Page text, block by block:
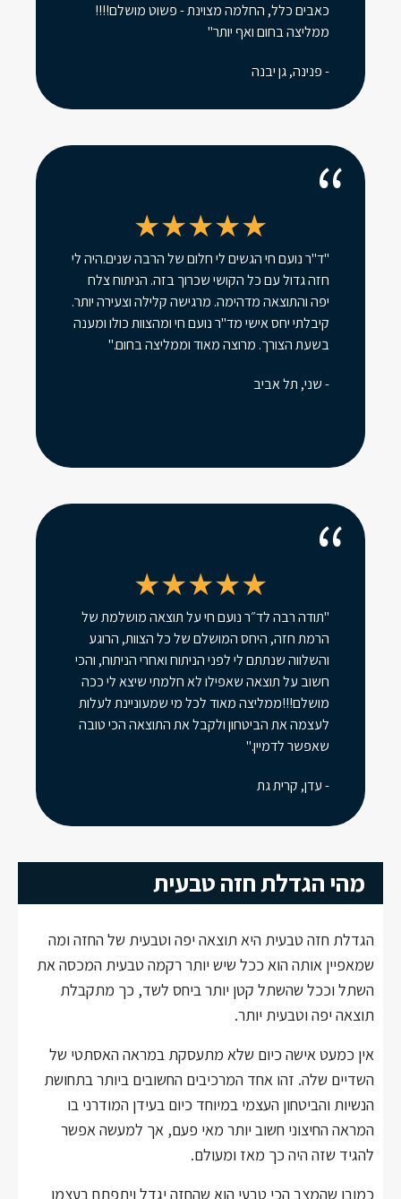
כאבים כלל, החלמה מצוינת - פשוט מושלם!!!!
ממליצה בחום ואף יותר"
- פנינה, גן יבנה
''ד"ר נועם חי הגשים לי חלום של הרבה שנים.היה לי
חזה גדול עם כל הקושי שכרוך בזה. הניתוח צלח
יפה והתוצאה מדהימה. מרגישה קלילה וצעירה יותר.
קיבלתי יחס אישי מד"ר נועם חי ומהצוות כולו ומענה
בשעת הצורך. מרוצה מאוד וממליצה בחום."
- שני, תל אביב
"תודה רבה לד״ר נועם חי על תוצאה מושלמת של
הרמת חזה, היחס המושלם של כל הצוות, הרוגע
והשלווה שנתתם לי לפני הניתוח ואחרי הניתוח, והכי
חשוב על תוצאה שאפילו לא חלמתי שיצא לי ככה
מושלם!!!ממליצה מאוד לכל מי שמעוניינת לעלות
לעצמה את הביטחון ולקבל את התוצאה הכי טובה
שאפשר לדמיין."
- עדן, קרית גת
מהי הגדלת חזה טבעית
הגדלת חזה טבעית היא תוצאה יפה וטבעית של החזה ומה
שמאפיין אותה הוא ככל שיש יותר רקמה טבעית המכסה את
השתל וככל שהשתל קטן יותר ביחס לשד, כך מתקבלת
תוצאה יפה וטבעית יותר.
אין כמעט אישה כיום שלא מתעסקת במראה האסתטי של
השדיים שלה. זהו אחד המרכיבים החשובים ביותר בתחושת
הנשיות והביטחון העצמי במיוחד כיום בעידן המודרני בו
המראה החיצוני חשוב יותר מאי פעם, אך למעשה אפשר
להגיד שזה היה כך מאז ומעולם.
כמובן שהמצב הכי טבעי הוא שהחזה יגדל ויתפתח בעצמו